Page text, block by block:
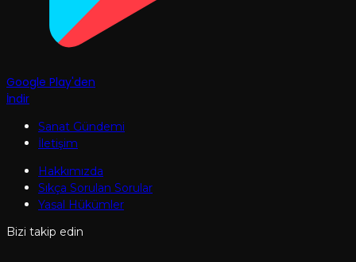
Google Play'den
İndir
Sanat Gündemi
İletişim
Hakkımızda
Sıkça Sorulan Sorular
Yasal Hükümler
Bizi takip edin